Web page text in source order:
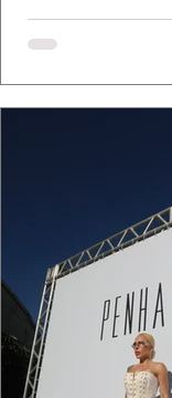
algo de intemporal
que ele conduza a
cada reflexo